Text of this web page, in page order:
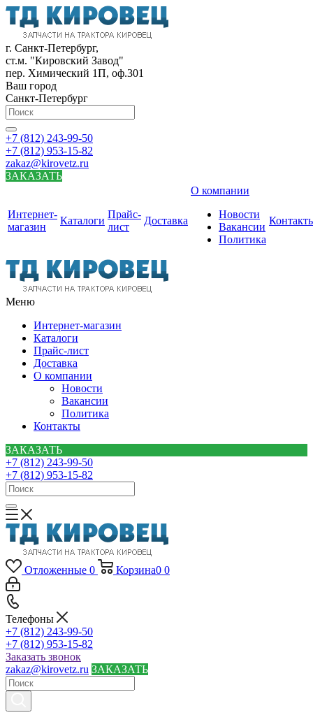
г. Санкт-Петербург,
ст.м. "Кировский Завод"
пер. Химический 1П, оф.301
Ваш город
Санкт-Петербург
+7 (812) 243-99-50
+7 (812) 953-15-82
zakaz@kirovetz.ru
ЗАКАЗАТЬ
Интернет-
магазин
Каталоги
Прайс-
лист
Доставка
О компании
Новости
Вакансии
Политика
Меню
Интернет-магазин
Каталоги
Прайс-лист
Доставка
О компании
Новости
Вакансии
Политика
Контакты
ЗАКАЗАТЬ
+7 (812) 243-99-50
+7 (812) 953-15-82
Отложенные 0 Корзина0 0
Телефоны
+7 (812) 243-99-50
+7 (812) 953-15-82
Заказать звонок
zakaz@kirovetz.ru ЗАКАЗАТЬ